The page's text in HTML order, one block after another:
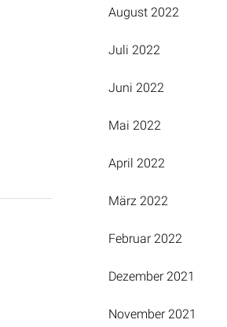
August 2022
Juli 2022
Juni 2022
Mai 2022
April 2022
März 2022
Februar 2022
Dezember 2021
November 2021